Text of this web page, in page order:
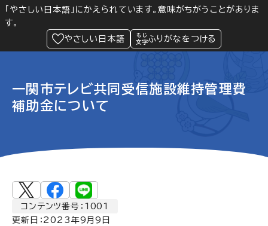
「やさしい日本語」にかえられています。意味がちがうことがありま
す。
やさしい日本語
ふりがなをつける
Language 閲覧支援
緊急情報
一関市テレビ共同受信施設維持管理費
補助金について
コンテンツ番号：1001
更新日： 2023年9月9日